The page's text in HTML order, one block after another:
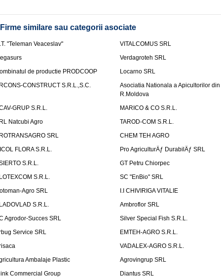
Firme similare sau categorii asociate
"Teleman Veaceslav"
VITALCOMUS SRL
Verdagroteh SRL
de productie PRODCOOP
Locarno SRL
CONSTRUCT S.R.L.,S.C.
Asociatia Nationala a Apicultorilor din
R.Moldova
GRUP S.R.L.
MARICO & CO S.R.L.
Natcubi Agro
TAROD-COM S.R.L.
SRL
CHEM TEH AGRO
FLORA S.R.L.
Pro AgriculturÄƒ DurabilÄƒ SRL
S.R.L.
GT Petru Chiorpec
S.R.L.
SC "EnBio" SRL
Agro SRL
I.I CHIVIRIGA VITALIE
S.R.L.
Ambroflor SRL
Agrodor-Succes SRL
Silver Special Fish S.R.L.
Service SRL
EMTEH-AGRO S.R.L.
VADALEX-AGRO S.R.L.
Ambalaje Plastic
Agrovingrup SRL
Commercial Group
Diantus SRL